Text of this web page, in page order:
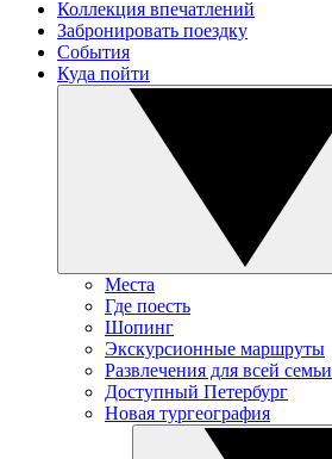
Коллекция впечатлений
Забронировать поездку
События
Куда пойти
Места
Где поесть
Шопинг
Экскурсионные маршруты
Развлечения для всей семьи
Доступный Петербург
Новая тургеография